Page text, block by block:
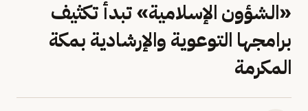
«الشؤون الإسلامية» تبدأ تكثيف
برامجها التوعوية والإرشادية بمكة
المكرمة